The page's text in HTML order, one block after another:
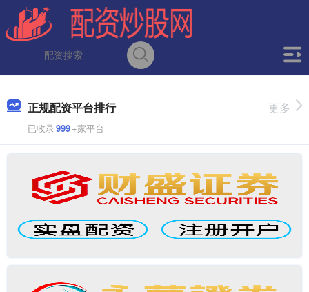
正规配资平台排行
已收录999+家平台
更多